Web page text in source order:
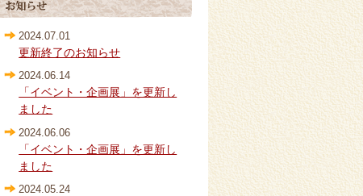
2024.07.01
更新終了のお知らせ
2024.06.14
「イベント・企画展」を更新し
ました
2024.06.06
「イベント・企画展」を更新し
ました
2024.05.24